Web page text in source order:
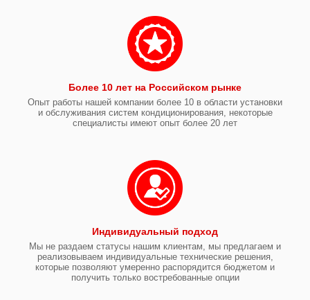
Более 10 лет на Российском рынке
Опыт работы нашей компании более 10 в области установки
и обслуживания систем кондиционирования, некоторые
специалисты имеют опыт более 20 лет
Индивидуальный подход
Мы не раздаем статусы нашим клиентам, мы предлагаем и
реализовываем индивидуальные технические решения,
которые позволяют умеренно распорядится бюджетом и
получить только востребованные опции